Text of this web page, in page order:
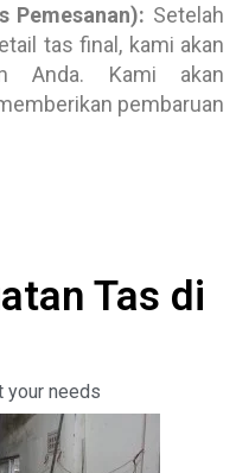
Pemesanan): Setelah
tas final, kami akan
Anda. Kami akan
pembaruan
Tas di
your needs